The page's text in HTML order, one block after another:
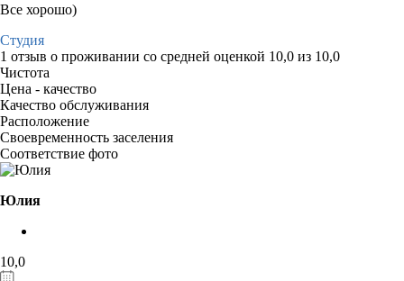
Все хорошо)
Студия
1 отзыв о проживании со средней оценкой 10,0 из 10,0
Чистота
Цена - качество
Качество обслуживания
Расположение
Своевременность заселения
Соответствие фото
Юлия
10,0